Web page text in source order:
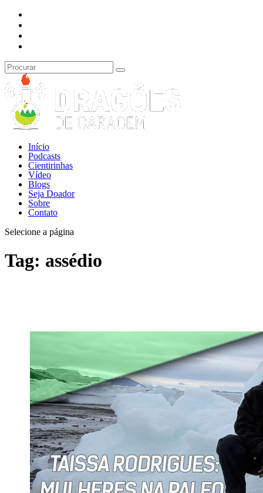
Início
Podcasts
Cientirinhas
Vídeo
Blogs
Seja Doador
Sobre
Contato
Selecione a página
Tag: assédio